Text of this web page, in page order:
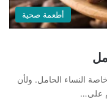
أطعمة صحية
النساء الحامل. ولأن
على…